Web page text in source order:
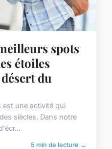
spots
étoiles
du
est une activité qui
siècles. Dans notre
5 min de lecture →